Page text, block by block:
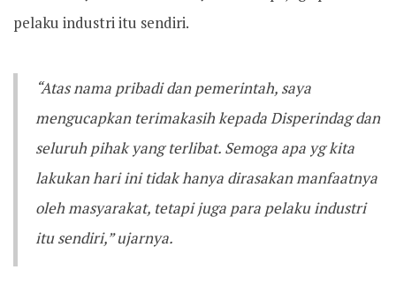
pelaku industri itu sendiri.
“Atas nama pribadi dan pemerintah, saya
mengucapkan terimakasih kepada Disperindag dan
seluruh pihak yang terlibat. Semoga apa yg kita
lakukan hari ini tidak hanya dirasakan manfaatnya
oleh masyarakat, tetapi juga para pelaku industri
itu sendiri,” ujarnya.